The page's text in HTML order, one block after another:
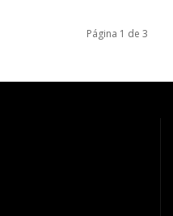
Página 1 de 3